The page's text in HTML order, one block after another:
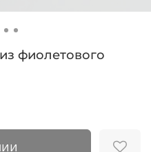
фиолетового